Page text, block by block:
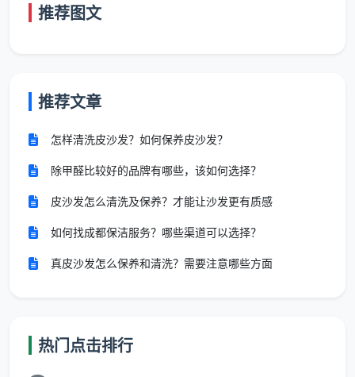
负责开荒粉尘碎屑装袋打包并移至小区指定堆放点
这个岗位负责全屋与窗户和柜子相关的所有清洁内
容，需要熟练使用玻璃刮、伸缩杆和吸尘器。
具体职责：
负责所有纱窗清洗
和抽屉逐一取出，先用大功率吸尘器吸净锯末和粉
推荐图文
推荐文章
怎样清洗皮沙发？如何保养皮沙发？
除甲醛比较好的品牌有哪些，该如何选择？
皮沙发怎么清洗及保养？才能让沙发更有质感
如何找成都保洁服务？哪些渠道可以选择？
真皮沙发怎么保养和清洗？需要注意哪些方面
热门点击排行